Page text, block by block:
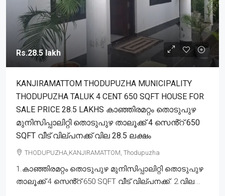
Rs.28.5 lakh
KANJIRAMATTOM THODUPUZHA MUNICIPALITY
THODUPUZHA TALUK 4 CENT 650 SQFT HOUSE FOR
SALE PRICE 28.5 LAKHS കാഞ്ഞിരമറ്റം തൊടുപുഴ
മുനിസിപ്പാലിറ്റി തൊടുപുഴ താലൂക്ക് 4 സെൻ്റ് 650
SQFT വീട് വില്പനക്ക് വില 28.5 ലക്ഷം
THODUPUZHA,KANJIRAMATTOM, Thodupuzha
1.കാഞ്ഞിരമറ്റം തൊടുപുഴ മുനിസിപ്പാലിറ്റി തൊടുപുഴ
താലൂക്ക് 4 സെൻ്റ് 650 SQFT വീട് വില്പനക്ക്. 2.വില...